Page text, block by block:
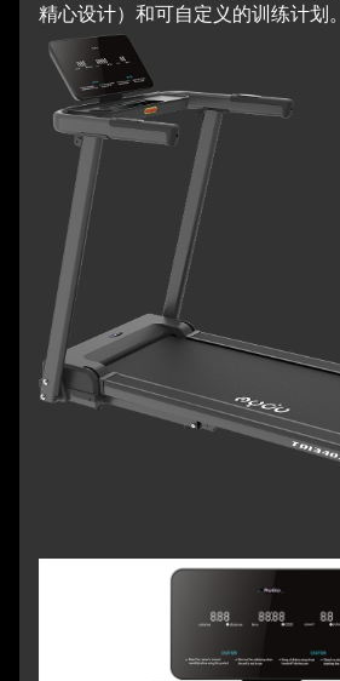
精心设计）和可自定义的训练计划。